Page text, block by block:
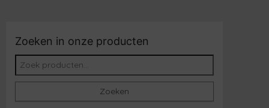
Zoeken in onze producten
Zoeken naar:
Zoeken